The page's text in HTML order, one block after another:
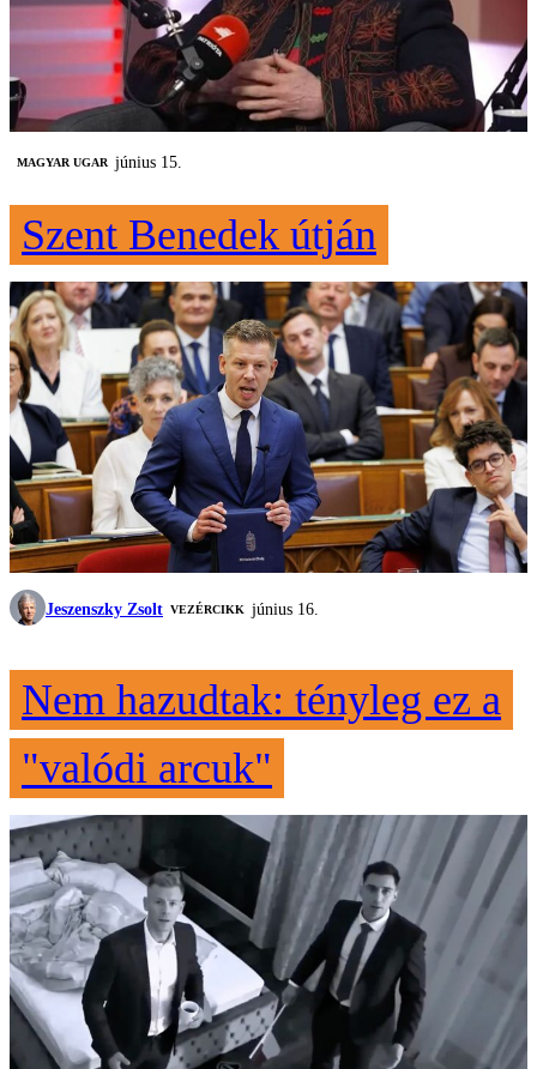
MAGYAR UGAR június 15.
Szent Benedek útján
Jeszenszky Zsolt VEZÉRCIKK június 16.
Nem hazudtak: tényleg ez a
"valódi arcuk"